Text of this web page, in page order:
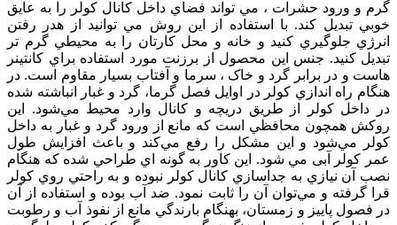
گرم و ورود حشرات ، مي تواند فضاي داخل کانال کولر را به عايق
خوبي تبديل کند. با استفاده از اين روش مي توانيد از هدر رفتن
انرژي جلوگيري کنيد و خانه‌‌ و محل کارتان را به محيطي گرم تر
تبديل کنيد. جنس اين محصول از برزنت مورد استفاده براي کانتينر
هاست و در برابر گرد و خاک ، سرما و آفتاب بسيار مقاوم است. در
هنگام راه اندازي کولر در اوايل فصل گرما، گرد و غبار انباشته شده
در داخل کولر از طريق دريچه و کانال وارد محيط مي‌شود. اين
روکش همچون محافظي است که مانع از ورود گرد و غبار به داخل
کولر مي‌شود و اين مشکل را رفع مي‌کند و باعث افزايش طول
عمر کولر آبی مي شود. این کاور به گونه اي طراحي شده که هنگام
نصب آن نيازي به جداسازي کانال کولر نبوده و به راحتي روي کولر
قرا گرفته و مي‌توان آن را ثابت نمود. ضد آب بوده و استفاده از آن
در فصول پاييز و زمستان، بهنگام بارندگي مانع از نفوذ آب و رطوبت